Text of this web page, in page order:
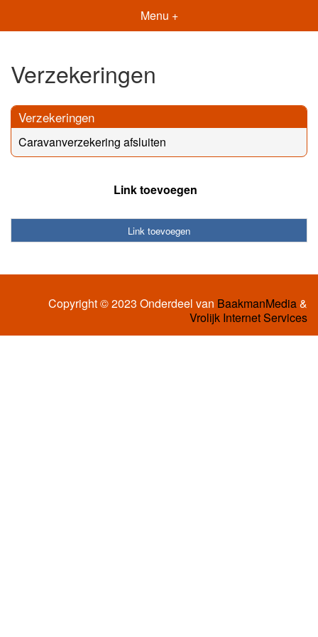
Menu +
Verzekeringen
Verzekeringen
Caravanverzekering afsluiten
Link toevoegen
Link toevoegen
Copyright © 2023 Onderdeel van BaakmanMedia&
Vrolijk Internet Services